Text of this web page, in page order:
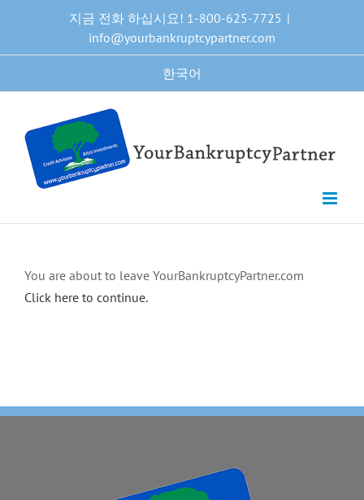
content
지금 전화 하십시요! 1-800-625-7725 |
info@yourbankruptcypartner.com
한국어
You are about to leave YourBankruptcyPartner.com
Click here to continue.